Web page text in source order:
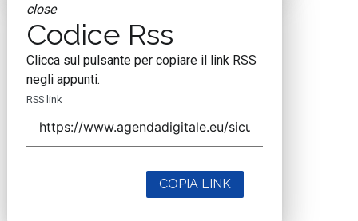
close
Codice Rss
Clicca sul pulsante per copiare il link RSS
negli appunti.
RSS link
COPIA LINK